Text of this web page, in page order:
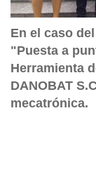
En el caso
"Puesta a
Herramienta
DANOBAT
mecatrónica.